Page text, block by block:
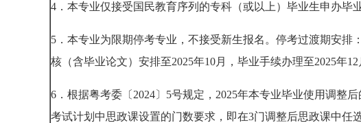
4．本专业仅接受国民教育序列的专科（或以上）毕业生申办毕业
5．本专业为限期停考专业，不接受新生报名。停考过渡期安排
核（含毕业论文）安排至2025年10月，毕业手续办理至2025年
6．根据粤考委〔2024〕5号规定，2025年本专业毕业使用调整
考试计划中思政课设置的门数要求，即在3门调整后思政课中任选